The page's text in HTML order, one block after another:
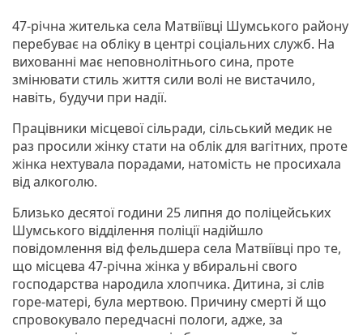
47-річна жителька села Матвіївці Шумського району
перебуває на обліку в центрі соціальних служб. На
вихованні має неповнолітнього сина, проте
змінювати стиль життя сили волі не вистачило,
навіть, будучи при надії.
Працівники місцевої сільради, сільський медик не
раз просили жінку стати на облік для вагітних, проте
жінка нехтувала порадами, натомість не просихала
від алкоголю.
Близько десятої години 25 липня до поліцейських
Шумського відділення поліції надійшло
повідомлення від фельдшера села Матвіївці про те,
що місцева 47-річна жінка у вбиральні свого
господарства народила хлопчика. Дитина, зі слів
горе-матері, була мертвою. Причину смерті й що
спровокувало передчасні пологи, адже, за